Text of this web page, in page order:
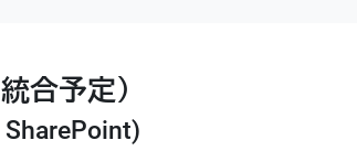
合予定）
SharePoint)